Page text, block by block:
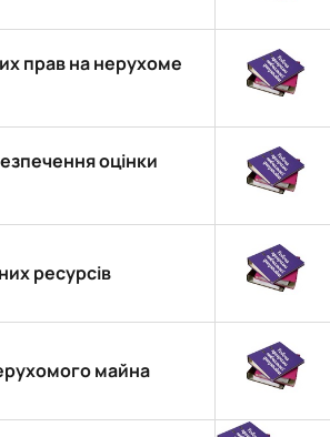
прав на нерухоме
оцінки
ресурсів
майна